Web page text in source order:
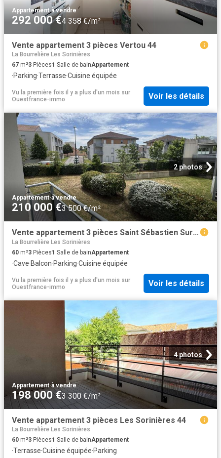
Appartement·à vendre
292 000 €4 358 €/m²
Vente appartement 3 pièces Vertou 44
La Bourrelière Les Sorinières
67 m²3 Pièces1 Salle de bainAppartement
·Parking·Terrasse·Cuisine équipée
Vu la première fois il y a plus d'un mois sur
Ouestfrance-immo
Voir les détails
2 photos
Appartement·à vendre
210 000 €3 500 €/m²
Vente appartement 3 pièces Saint Sébastien Sur Loire Ouche Quinet 44
La Bourrelière Les Sorinières
60 m²3 Pièces1 Salle de bainAppartement
·Cave·Balcon·Parking·Cuisine équipée
Vu la première fois il y a plus d'un mois sur
Ouestfrance-immo
Voir les détails
4 photos
Appartement·à vendre
198 000 €3 300 €/m²
Vente appartement 3 pièces Les Sorinières 44
La Bourrelière Les Sorinières
60 m²3 Pièces1 Salle de bainAppartement
·Terrasse·Cuisine équipée·Parking